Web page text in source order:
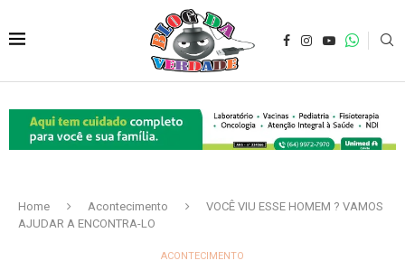
Home Acontecimento
VOCÊ VIU ESSE HOMEM ? VAMOS
AJUDAR A ENCONTRA-LO
ACONTECIMENTO